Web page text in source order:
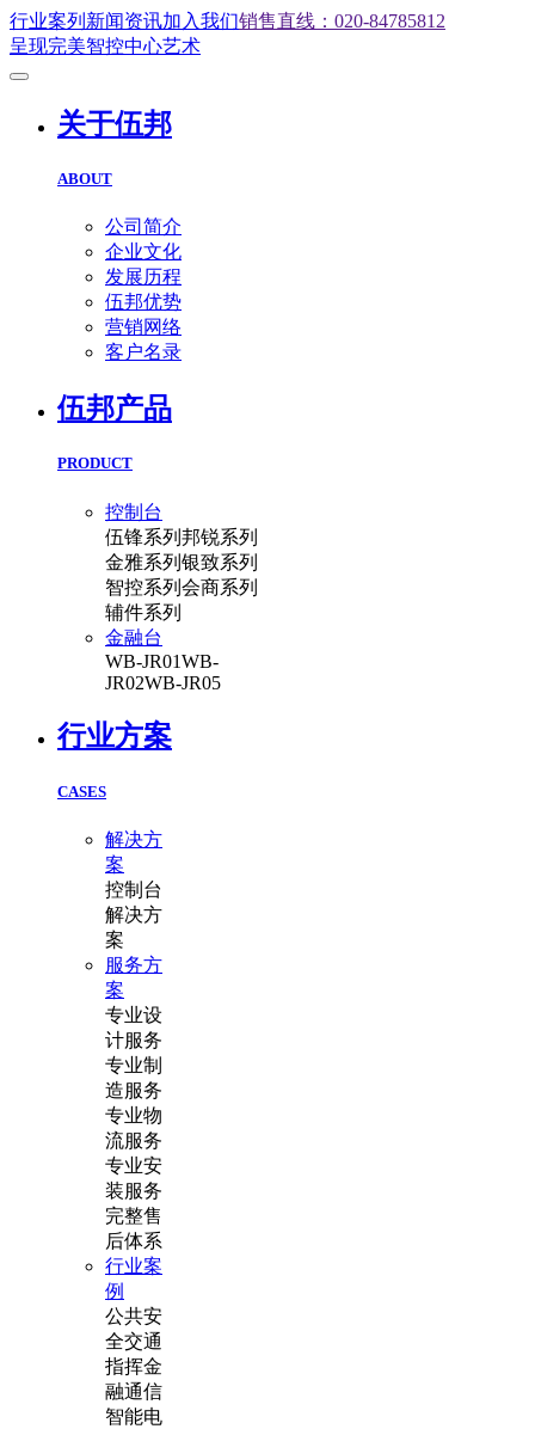
行业案列 新闻资讯加入我们销售直线：020-84785812
呈现完美智控中心艺术
关于伍邦
ABOUT
公司简介
企业文化
发展历程
伍邦优势
营销网络
客户名录
伍邦产品
PRODUCT
控制台
伍锋系列 邦锐系列
金雅系列 银致系列
智控系列 会商系列
辅件系列
金融台
WB-JR01WB-
JR02WB-JR05
行业方案
CASES
解决方
案
控制台
解决方
案
服务方
案
专业设
计服务
专业制
造服务
专业物
流服务
专业安
装服务
完整售
后体系
行业案
例
公共安
全交通
指挥金
融通信
智能电